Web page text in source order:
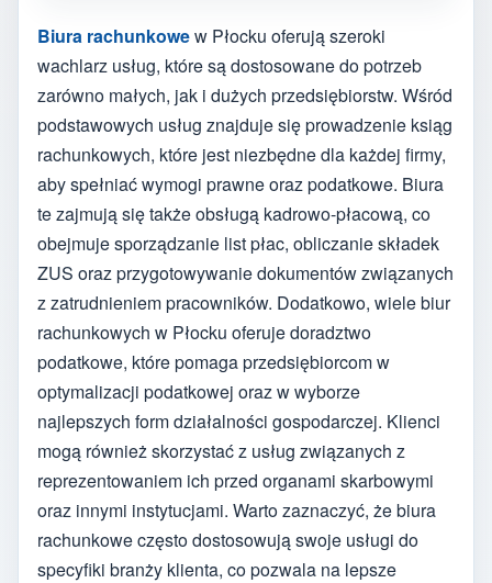
Biura rachunkowew Płocku oferują szeroki
wachlarz usług, które są dostosowane do potrzeb
zarówno małych, jak i dużych przedsiębiorstw. Wśród
podstawowych usług znajduje się prowadzenie ksiąg
rachunkowych, które jest niezbędne dla każdej firmy,
aby spełniać wymogi prawne oraz podatkowe. Biura
te zajmują się także obsługą kadrowo-płacową, co
obejmuje sporządzanie list płac, obliczanie składek
ZUS oraz przygotowywanie dokumentów związanych
z zatrudnieniem pracowników. Dodatkowo, wiele biur
rachunkowych w Płocku oferuje doradztwo
podatkowe, które pomaga przedsiębiorcom w
optymalizacji podatkowej oraz w wyborze
najlepszych form działalności gospodarczej. Klienci
mogą również skorzystać z usług związanych z
reprezentowaniem ich przed organami skarbowymi
oraz innymi instytucjami. Warto zaznaczyć, że biura
rachunkowe często dostosowują swoje usługi do
specyfiki branży klienta, co pozwala na lepsze